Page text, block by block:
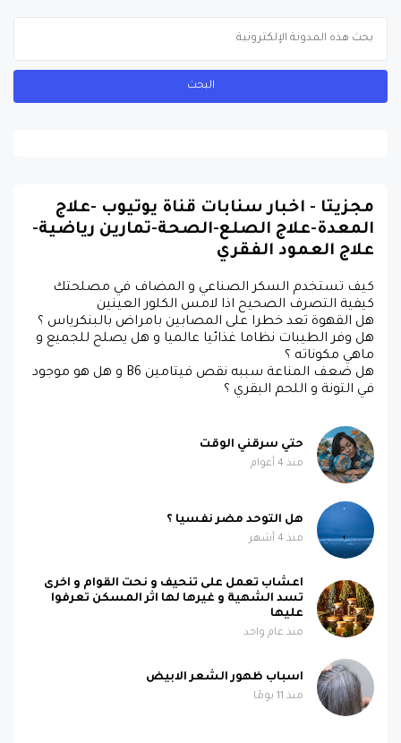
مجزيتا - اخبار سنابات قناة يوتيوب -علاج
المعدة-علاج الصلع-الصحة-تمارين رياضية-
علاج العمود الفقري
كيف تستخدم السكر الصناعي و المضاف في مصلحتك
كيفية التصرف الصحيح اذا لامس الكلور العينين
هل القهوة تعد خطرا على المصابين بامراض بالبنكرياس ؟
هل وفر الطيبات نظاما غذائيا عالميا و هل يصلح للجميع و
ماهي مكوناته ؟
هل ضعف المناعة سببه نقص فيتامين B6 و هل هو موجود
في التونة و اللحم البقري ؟
حتي سرقني الوقت
منذ 4 أعوام
هل التوحد مضر نفسيا ؟
منذ 4 أشهر
اعشاب تعمل على تنحيف و نحت القوام و اخرى
تسد الشهية و غيرها لها اثر المسكن تعرفوا
عليها
منذ عام واحد
اسباب ظهور الشعر الابيض
منذ 11 يومًا